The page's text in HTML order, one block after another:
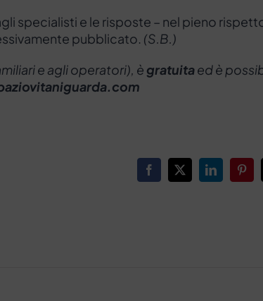
specialisti e le risposte – nel pieno
pubblicato. (S.B.)
e agli operatori), è gratuitaed è
Facebook
X LinkedIn